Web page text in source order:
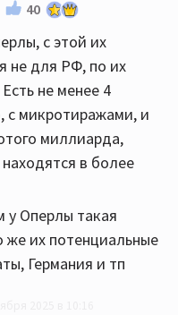
40
с этой их
не для РФ, по их
не менее 4
с микротиражами, и
миллиарда,
в более
у Оперлы такая
же их потенциальные
Германия и тп